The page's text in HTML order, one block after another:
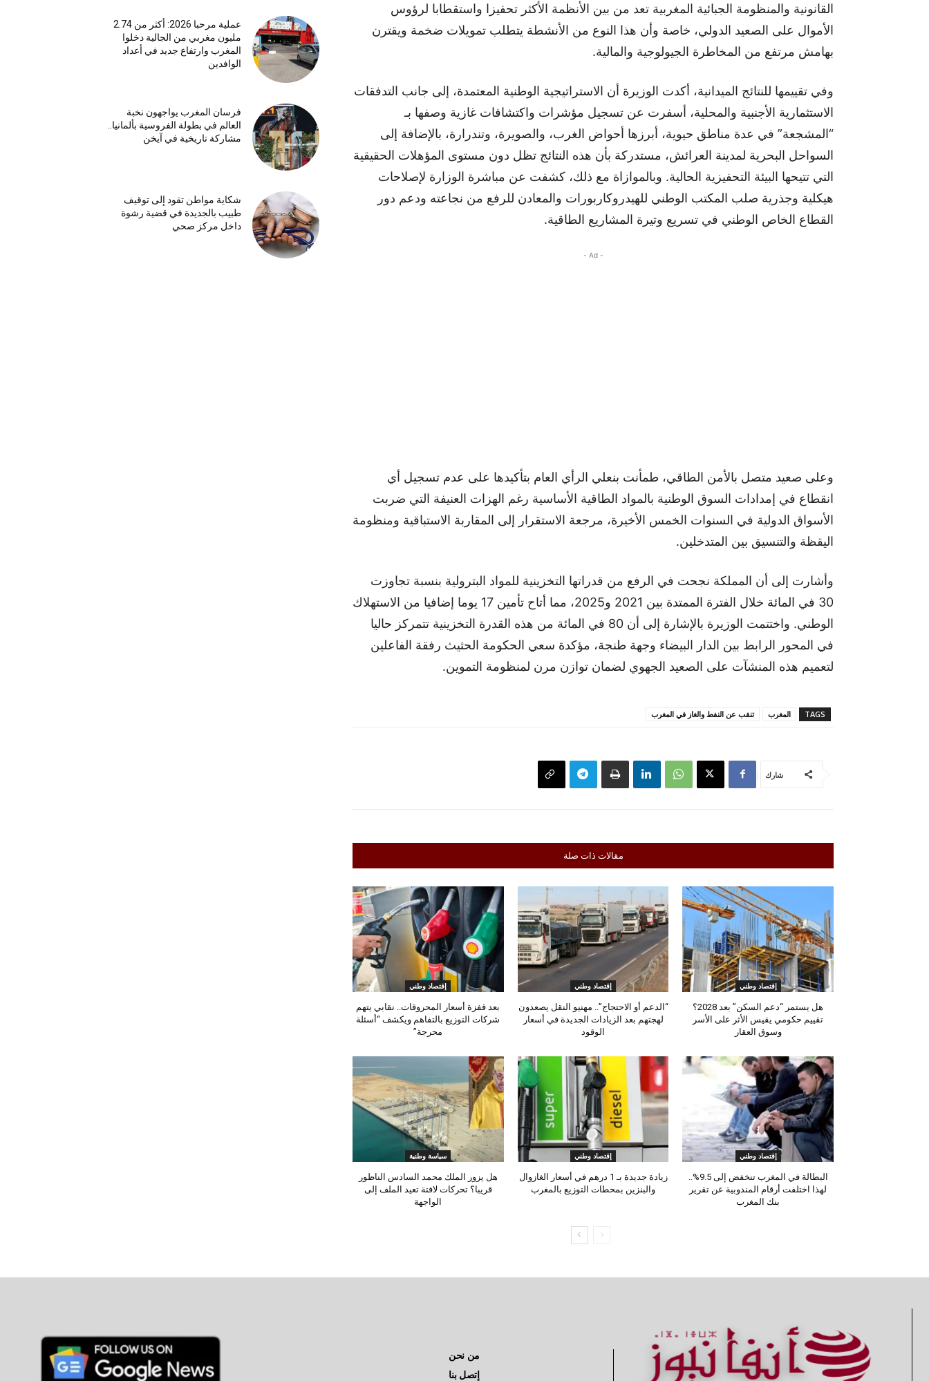
عملية مرحبا 2026: أكثر من 2.74
مليون مغربي من الجالية دخلوا
المغرب وارتفاع جديد في أعداد
الوافدين
فرسان المغرب يواجهون نخبة
العالم في بطولة الفروسية بألمانيا..
مشاركة تاريخية في آيخن
شكاية مواطن تقود إلى توقيف
طبيب بالجديدة في قضية رشوة
داخل مركز صحي
القانونية والمنظومة الجبائية المغربية تعد من بين الأنظمة الأكثر تحفيزا واستقطابا لرؤوس
الأموال على الصعيد الدولي، خاصة وأن هذا النوع من الأنشطة يتطلب تمويلات ضخمة ويقترن
بهامش مرتفع من المخاطرة الجيولوجية والمالية.
وفي تقييمها للنتائج الميدانية، أكدت الوزيرة أن الاستراتيجية الوطنية المعتمدة، إلى جانب التدفقات
الاستثمارية الأجنبية والمحلية، أسفرت عن تسجيل مؤشرات واكتشافات غازية وصفها بـ
“المشجعة” في عدة مناطق حيوية، أبرزها أحواض الغرب، والصويرة، وتندرارة، بالإضافة إلى
السواحل البحرية لمدينة العرائش، مستدركة بأن هذه النتائج تظل دون مستوى المؤهلات الحقيقية
التي تتيحها البيئة التحفيزية الحالية. وبالموازاة مع ذلك، كشفت عن مباشرة الوزارة لإصلاحات
هيكلية وجذرية صلب المكتب الوطني للهيدروكاربورات والمعادن للرفع من نجاعته ودعم دور
القطاع الخاص الوطني في تسريع وتيرة المشاريع الطاقية.
- Ad -
وعلى صعيد متصل بالأمن الطاقي، طمأنت بنعلي الرأي العام بتأكيدها على عدم تسجيل أي
انقطاع في إمدادات السوق الوطنية بالمواد الطاقية الأساسية رغم الهزات العنيفة التي ضربت
الأسواق الدولية في السنوات الخمس الأخيرة، مرجعة الاستقرار إلى المقاربة الاستباقية ومنظومة
اليقظة والتنسيق بين المتدخلين.
وأشارت إلى أن المملكة نجحت في الرفع من قدراتها التخزينية للمواد البترولية بنسبة تجاوزت
30 في المائة خلال الفترة الممتدة بين 2021 و2025، مما أتاح تأمين 17 يوما إضافيا من الاستهلاك
الوطني. واختتمت الوزيرة بالإشارة إلى أن 80 في المائة من هذه القدرة التخزينية تتمركز حاليا
في المحور الرابط بين الدار البيضاء وجهة طنجة، مؤكدة سعي الحكومة الحثيث رفقة الفاعلين
لتعميم هذه المنشآت على الصعيد الجهوي لضمان توازن مرن لمنظومة التموين.
TAGS المغرب تنقب عن النفط والغاز في المغرب
شارك
مقالات ذات صلة
إقتصاد وطني
هل يستمر “دعم السكن” بعد 2028؟
تقييم حكومي يقيس الأثر على الأسر
وسوق العقار
إقتصاد وطني
“الدعم أو الاحتجاج”.. مهنيو النقل يصعدون
لهجتهم بعد الزيادات الجديدة في أسعار
الوقود
إقتصاد وطني
بعد قفزة أسعار المحروقات.. نقابي يتهم
شركات التوزيع بالتفاهم ويكشف “أسئلة
محرجة”
إقتصاد وطني
البطالة في المغرب تنخفض إلى 9.5%..
لهذا اختلفت أرقام المندوبية عن تقرير
بنك المغرب
إقتصاد وطني
زيادة جديدة بـ 1 درهم في أسعار الغازوال
والبنزين بمحطات التوزيع بالمغرب
سياسة وطنية
هل يزور الملك محمد السادس الناظور
قريبا؟ تحركات لافتة تعيد الملف إلى
الواجهة
من نحن
إتصل بنا